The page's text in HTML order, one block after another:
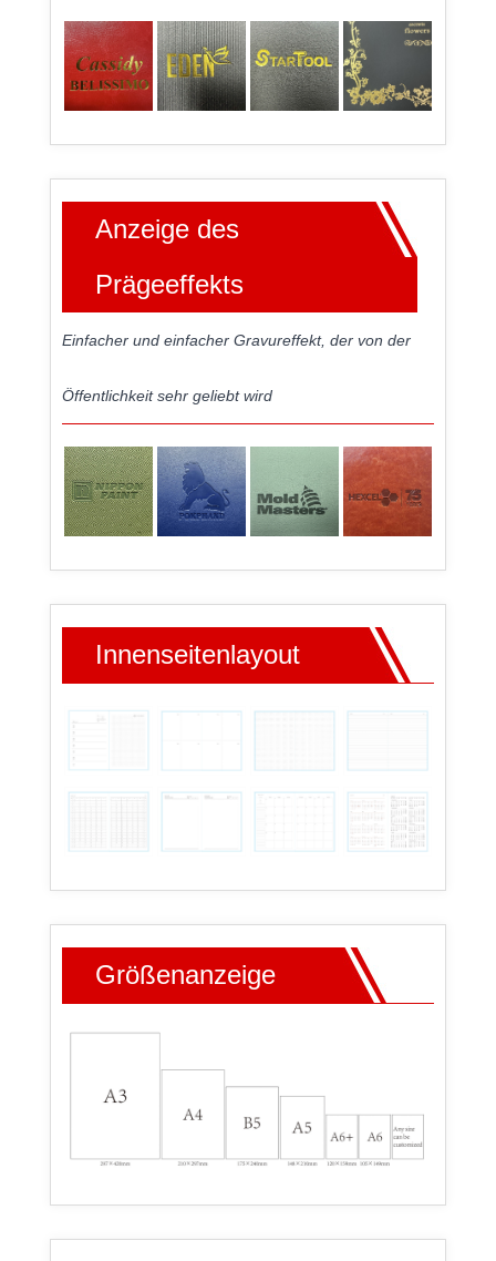
Anzeige des
Prägeeffekts
Einfacher und einfacher Gravureffekt, der von der
Öffentlichkeit sehr geliebt wird
Innenseitenlayout
Größenanzeige